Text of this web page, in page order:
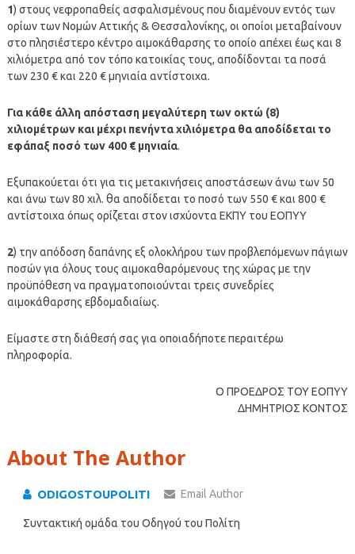
1) στους νεφροπαθείς ασφαλισμένους που διαμένουν εντός των
ορίων των Νομών Αττικής & Θεσσαλονίκης, οι οποίοι μεταβαίνουν
στο πλησιέστερο κέντρο αιμοκάθαρσης το οποίο απέχει έως και 8
χιλιόμετρα από τον τόπο κατοικίας τους, αποδίδονται τα ποσά
των 230 € και 220 € μηνιαία αντίστοιχα.
Για κάθε άλλη απόσταση μεγαλύτερη των οκτώ (8)
χιλιομέτρων και μέχρι πενήντα χιλιόμετρα θα αποδίδεται το
εφάπαξ ποσό των 400 € μηνιαία.
Εξυπακούεται ότι για τις μετακινήσεις αποστάσεων άνω των 50
και άνω των 80 χιλ. θα αποδίδεται το ποσό των 550 € και 800 €
αντίστοιχα όπως ορίζεται στον ισχύοντα ΕΚΠΥ του ΕΟΠΥΥ
2) την απόδοση δαπάνης εξ ολοκλήρου των προβλεπόμενων πάγιων
ποσών για όλους τους αιμοκαθαρόμενους της χώρας με την
προϋπόθεση να πραγματοποιούνται τρεις συνεδρίες
αιμοκάθαρσης εβδομαδιαίως.
Είμαστε στη διάθεσή σας για οποιαδήποτε περαιτέρω
πληροφορία.
Ο ΠΡΟΕΔΡΟΣ ΤΟΥ ΕΟΠΥΥ
ΔΗΜΗΤΡΙΟΣ ΚΟΝΤΟΣ
About The Author
ODIGOSTOUPOLITI Email Author
Συντακτική ομάδα του Οδηγού του Πολίτη